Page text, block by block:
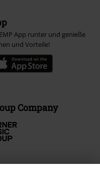
App runter und genieße
und Vorteile!
Company